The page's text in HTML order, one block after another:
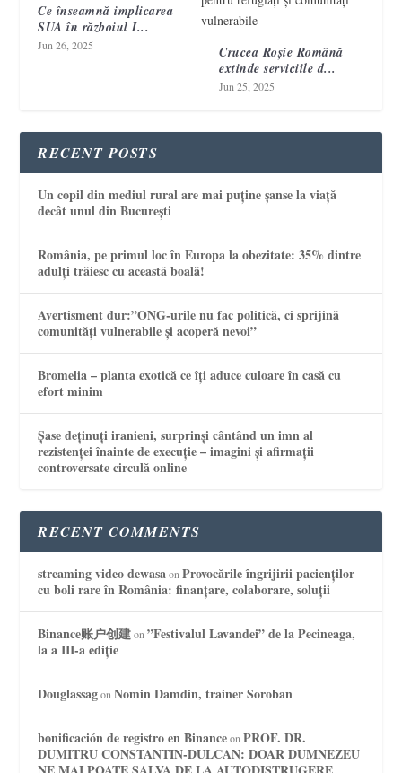
Ce înseamnă implicarea
SUA în războiul I...
Jun 26, 2025
Crucea Roșie Română
extinde serviciile d...
Jun 25, 2025
RECENT POSTS
Un copil din mediul rural are mai puține șanse la viață
decât unul din București
România, pe primul loc în Europa la obezitate: 35% dintre
adulți trăiesc cu această boală!
Avertisment dur:”ONG-urile nu fac politică, ci sprijină
comunități vulnerabile și acoperă nevoi”
Bromelia – planta exotică ce îți aduce culoare în casă cu
efort minim
Șase deținuți iranieni, surprinși cântând un imn al
rezistenței înainte de execuție – imagini și afirmații
controversate circulă online
RECENT COMMENTS
streaming video dewasaonProvocările îngrijirii pacienților
cu boli rare în România: finanțare, colaborare, soluții
Binance账户创建on”Festivalul Lavandei” de la Pecineaga,
la a III-a ediție
DouglassagonNomin Damdin, trainer Soroban
bonificación de registro en BinanceonPROF. DR.
DUMITRU CONSTANTIN-DULCAN: DOAR DUMNEZEU